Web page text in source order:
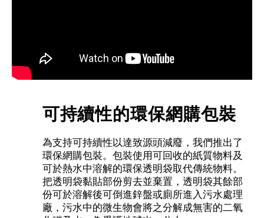
可持續性的環保網購包裝
為支持可持續性以達致源頭減廢，我們推出了
環保網購包裝。包裝使用可回收的紙質物料及
可於熱水中溶解的環保透明袋取代傳統物料。
把透明袋黏貼部份剪去並棄置，透明袋其餘部
份可於溶解後可倒進鋅盤或廁所進入污水處理
廠，污水中的微生物會將之分解成無害的二氧